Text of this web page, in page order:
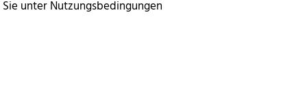
unter Nutzungsbedingungen